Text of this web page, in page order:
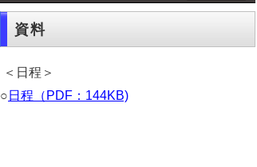
資料
＜日程＞
○ 日程（PDF：144KB)